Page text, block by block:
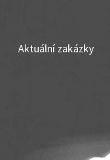
Aktuální zakázky